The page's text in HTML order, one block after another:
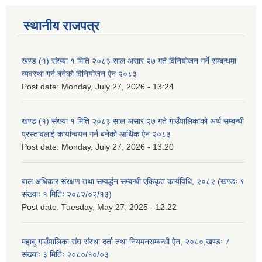
स्थानीय राजपत्र
खण्ड (१) संख्या १ मिति २०८३ साल असार २७ गते विनियोजन गर्ने सम्बन्धमा
व्यवस्था गर्न बनेको विनियोजन ऐन २०८३
Post date: Monday, July 27, 2026 - 13:24
खण्ड (१) संख्या १ मिति २०८३ साल असार २७ गते गाउँपालिकाको अर्थ सम्बन्धी
प्रस्तावलाई कार्यान्वयन गर्न बनेको आर्थिक ऐन २०८३
Post date: Monday, July 27, 2026 - 13:20
बाल अधिकार संरक्षण तथा सम्वर्द्धन सम्बन्धी एकिकृत कार्यविधि, २०८२ (खण्डः ९
संख्याः १ मितिः २०८२/०२/१३)
Post date: Tuesday, May 27, 2025 - 12:22
महाबु गाउँपालिका संघ संस्था दर्ता तथा नियमनसम्बन्धी ऐन, २०८०,खण्डः 7
संख्याः ३ मितिः २०८०/१०/०३